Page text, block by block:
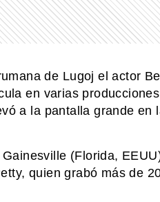
de Lugoj el actor
en varias
a la pantalla grande en
(Florida,
quien grabó más de